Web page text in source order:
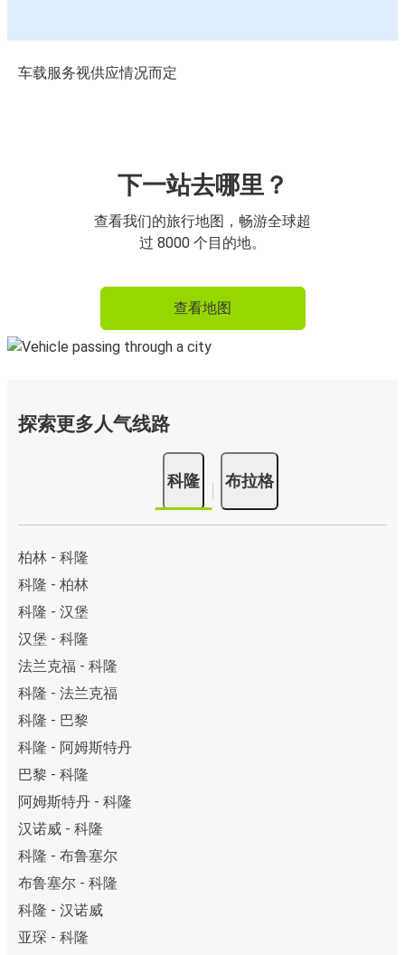
车载服务视供应情况而定
下一站去哪里？
查看我们的旅行地图，畅游全球超
过 8000 个目的地。
查看地图
探索更多人气线路
科隆 布拉格
柏林 - 科隆
科隆 - 柏林
科隆 - 汉堡
汉堡 - 科隆
法兰克福 - 科隆
科隆 - 法兰克福
科隆 - 巴黎
科隆 - 阿姆斯特丹
巴黎 - 科隆
阿姆斯特丹 - 科隆
汉诺威 - 科隆
科隆 - 布鲁塞尔
布鲁塞尔 - 科隆
科隆 - 汉诺威
亚琛 - 科隆